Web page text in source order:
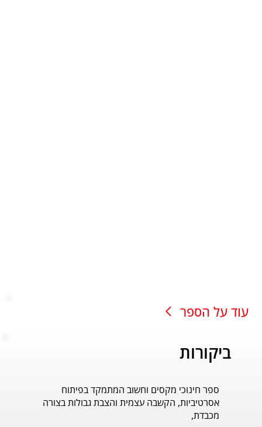
עוד על הספר
ביקורות
ספר חינוכי מקסים וחשוב המתמקד בפיתוח
אסרטיביות, הקשבה עצמית והצבת גבולות בצורה
מכבדת,